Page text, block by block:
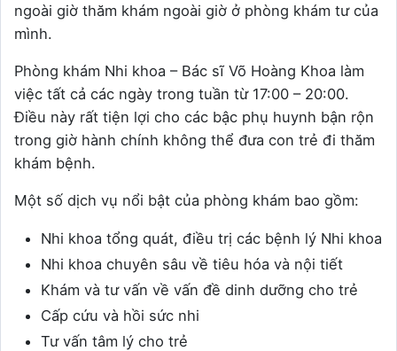
ngoài giờ thăm khám ngoài giờ ở phòng khám tư của
mình.
Phòng khám Nhi khoa – Bác sĩ Võ Hoàng Khoa làm
việc tất cả các ngày trong tuần từ 17:00 – 20:00.
Điều này rất tiện lợi cho các bậc phụ huynh bận rộn
trong giờ hành chính không thể đưa con trẻ đi thăm
khám bệnh.
Một số dịch vụ nổi bật của phòng khám bao gồm:
Nhi khoa tổng quát, điều trị các bệnh lý Nhi khoa
Nhi khoa chuyên sâu về tiêu hóa và nội tiết
Khám và tư vấn về vấn đề dinh dưỡng cho trẻ
Cấp cứu và hồi sức nhi
Tư vấn tâm lý cho trẻ